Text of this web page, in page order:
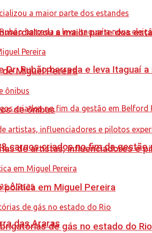
Dr. Rubão barrada e leva Itaguaí
cargos criados no fim da gestão
das Araras
a maior parte dos
Miguel Pereira
de ônibus
de artistas, influenciadores e
política em Miguel Pereira
de gás no estado do Rio